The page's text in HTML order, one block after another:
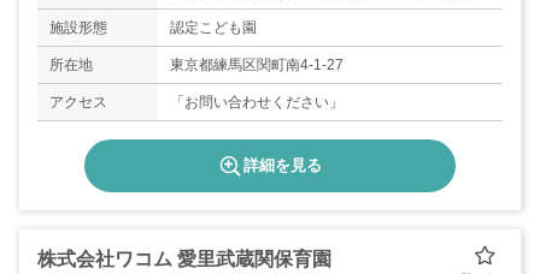
施設形態 認定こども園
所在地 東京都練馬区関町南4-1-27
アクセス 「お問い合わせください」
詳細を見る
株式会社ワコム 愛里武蔵関保育園